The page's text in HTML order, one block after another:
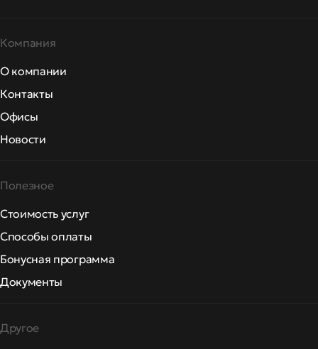
Компания
О компании
Контакты
Офисы
Новости
Полезное
Стоимость услуг
Способы оплаты
Бонусная программа
Документы
Другое